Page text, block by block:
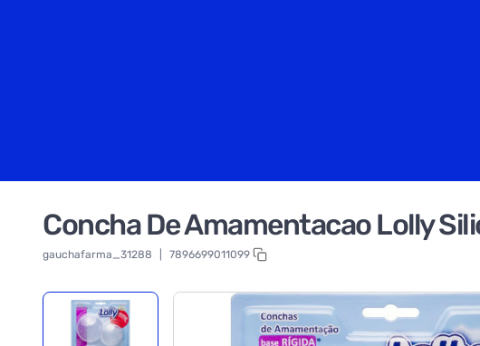
Concha De Amamentacao Lolly
gauchafarma_31288 7896699011099